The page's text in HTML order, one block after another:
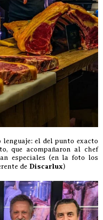
lenguaje: el del punto exacto
que acompañaron al chef
especiales (en la foto los
de Discarlux)